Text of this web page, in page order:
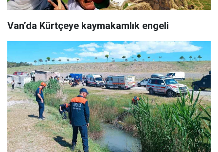
Van’da Kürtçeye kaymakamlık engeli